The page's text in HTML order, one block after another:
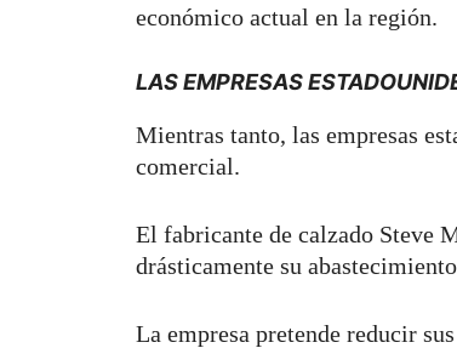
económico actual en la región.
LAS EMPRESAS
Mientras tanto, las empresas
comercial.
El fabricante de calzado Steve
drásticamente su
La empresa pretende reducir